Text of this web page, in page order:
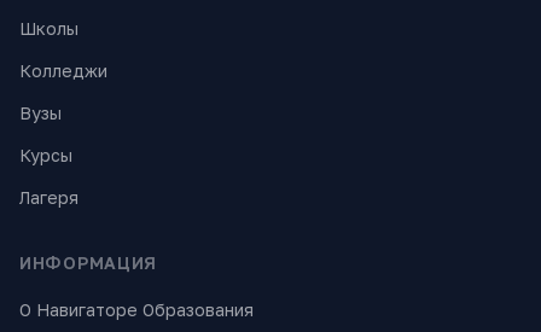
Школы
Колледжи
Вузы
Курсы
Лагеря
ИНФОРМАЦИЯ
О Навигаторе Образования